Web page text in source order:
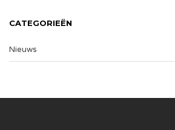
CATEGORIEËN
Nieuws